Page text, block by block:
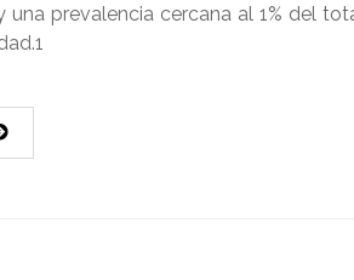
una prevalencia cercana al 1% del